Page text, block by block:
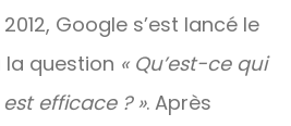
Google s’est lancé le
question « Qu’est-ce qui
efficace ? ». Après